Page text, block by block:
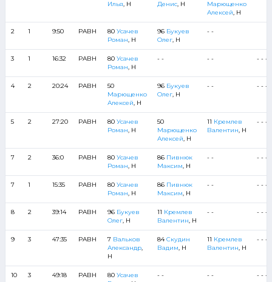
Илья, Н
Денис, Н
Марющенко
Алексей, Н
2 1 9:50 РАВН 80 Усачев
Роман, Н
96 Букуев
Олег, Н
- -
3 1 16:32 РАВН 80 Усачев
Роман, Н
- - - - - - -
4 2 20:24 РАВН
50
Марющенко
Алексей, Н
96 Букуев
Олег, Н
- - - - -
5 2 27:20 РАВН 80 Усачев
Роман, Н
50
Марющенко
Алексей, Н
11 Кремлев
Валентин, Н
- - -
7 2 36:0 РАВН 80 Усачев
Роман, Н
86 Пивнюк
Максим, Н
- - - - -
7 1 15:35 РАВН 80 Усачев
Роман, Н
86 Пивнюк
Максим, Н
- - - - -
8 2 39:14 РАВН 96 Букуев
Олег, Н
11 Кремлев
Валентин, Н
- - - - -
9 3 47:35 РАВН 7 Вальков
Александр,
Н
84Скудин
Вадим, Н
11 Кремлев
Валентин, Н
- - -
10 3 49:18 РАВН 80 Усачев
- - - - - - -